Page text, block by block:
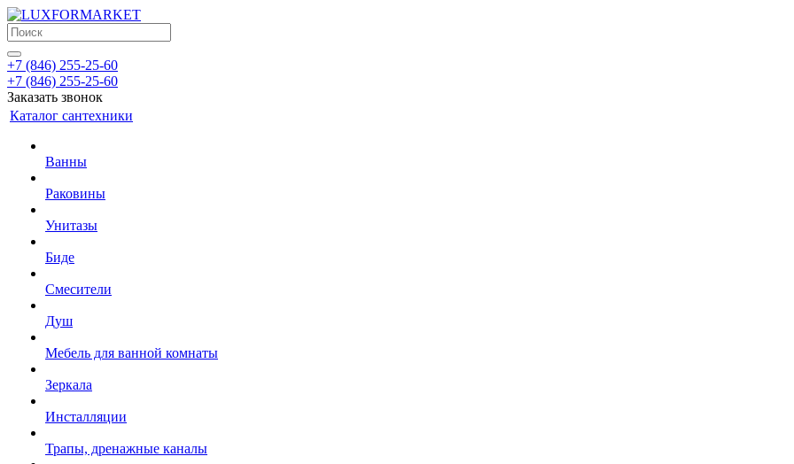
+7 (846) 255-25-60
+7 (846) 255-25-60
Заказать звонок
Каталог сантехники
Ванны
Раковины
Унитазы
Биде
Смесители
Душ
Мебель для ванной комнаты
Зеркала
Инсталляции
Трапы, дренажные каналы